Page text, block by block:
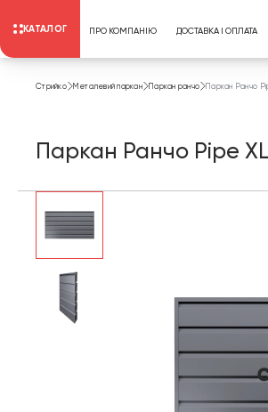
КАТАЛОГ ПРО КОМПАНІЮ ДОСТАВКА І ОПЛАТА
Стрийко Металевий паркан Паркан ранчо Паркан Ранчо
Паркан Ранчо Pipe